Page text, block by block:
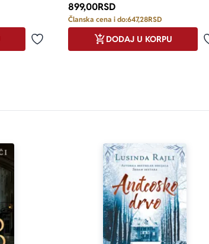
Dodaj u omiljene
899,00RSD
Članska cena i do:647,28RSD
DODAJ U KORPU